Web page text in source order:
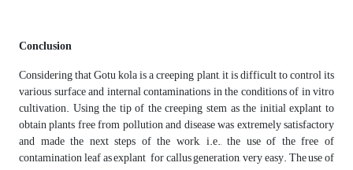
Conclusion
Considering that Gotu kola is a creeping plant, it is difficult to control its
various surface and internal contaminations in the conditions of in vitro
cultivation. Using the tip of the creeping stem as the initial explant to
obtain plants free from pollution and disease was extremely satisfactory
and made the next steps of the work, i.e., the use of the free of
contamination leaf as explant for callus generation, very easy. The use of